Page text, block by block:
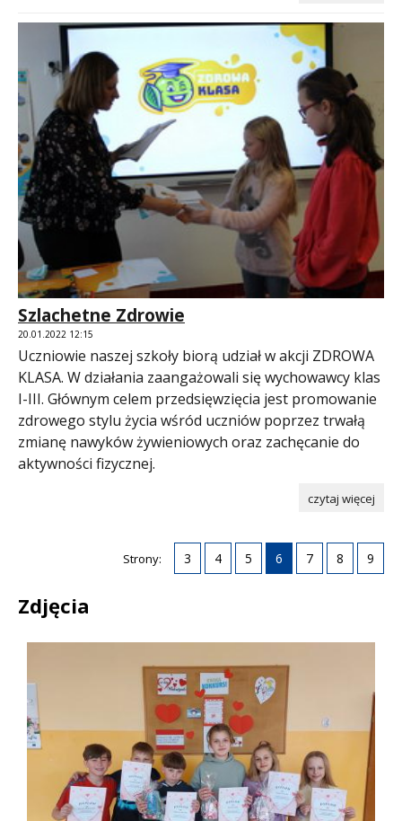
Szlachetne Zdrowie
20.01.2022 12:15
Uczniowie naszej szkoły biorą udział w akcji ZDROWA
KLASA. W działania zaangażowali się wychowawcy klas
I-III. Głównym celem przedsięwzięcia jest promowanie
zdrowego stylu życia wśród uczniów poprzez trwałą
zmianę nawyków żywieniowych oraz zachęcanie do
aktywności fizycznej.
czytaj więcej
Strony: 3 4 5 6 7 8 9
Zdjęcia